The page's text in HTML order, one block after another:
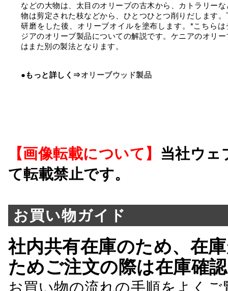
などの大物は、太目のオリーブの古木から、カトラリー
物は剪定された枝などから、ひとつひとつ削りだします
研磨をした後、オリーブオイルを塗布します。*こちらは
ジアのオリーブ製品についての解説です。ケニアのオリ
はまた別の製法となります。
●もっと詳しく⇒オリーブウッド製品
【画像転載について】 当社ウェ
て転載禁止です。
お買い物ガイド
社内共有在庫のため、在
ためご注文の際は在庫確
お買い物の流れの手順をよくご